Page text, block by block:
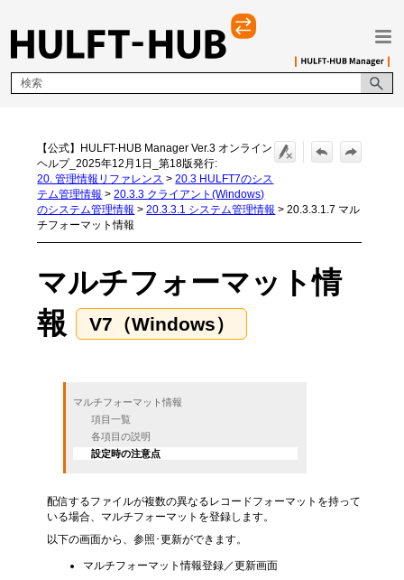
メイン コンテンツにスキップ
【公式】HULFT-HUB Manager Ver.3 オンライン
ヘルプ_2025年12月1日_第18版発行:
20. 管理情報リファレンス >20.3 HULFT7のシス
テム管理情報 >20.3.3 クライアント(Windows)
のシステム管理情報 >20.3.3.1 システム管理情報 >20.3.3.1.7 マル
チフォーマット情報
マルチフォーマット情
報
マルチフォーマット情報
項目一覧
各項目の説明
設定時の注意点
配信するファイルが複数の異なるレコードフォーマットを持って
いる場合、マルチフォーマットを登録します。
以下の画面から、参照･更新ができます。
マルチフォーマット情報登録／更新画面